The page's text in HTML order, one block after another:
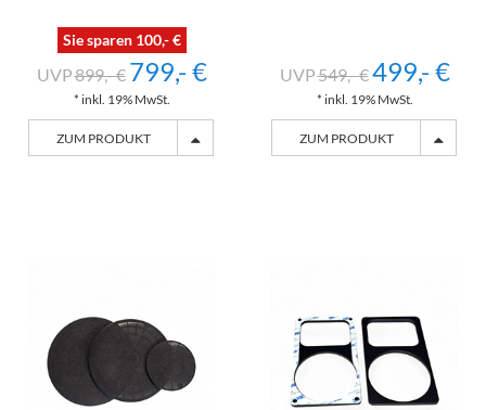
Sie sparen 100,- €
899,- € 799,- €
* inkl. 19% MwSt.
ZUM PRODUKT
549,- €499,- €
* inkl. 19% MwSt.
ZUM PRODUKT